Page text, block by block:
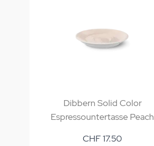
Dibbern Solid Color
Espressountertasse Peach
CHF 17.50